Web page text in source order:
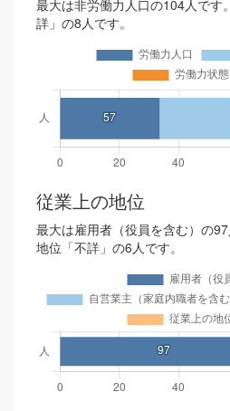
最大は非労働力人口の104人です
詳」の8人です。
従業上の地位
最大は雇用者（役員を含む）の
地位「不詳」の6人です。